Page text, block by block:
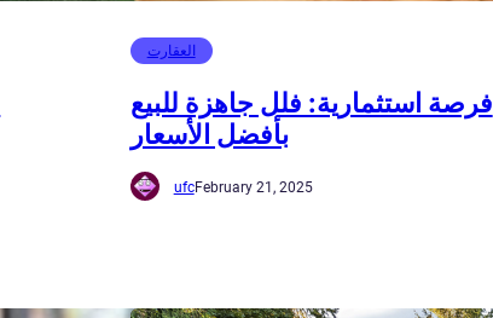
العقارت
فرصة استثمارية: فلل جاهزة للبيع
بأفضل الأسعار
ufcFebruary 21, 2025